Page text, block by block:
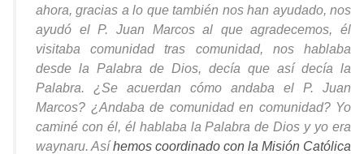
ahora, gracias a lo que también nos han ayudado, nos
ayudó el P. Juan Marcos al que agradecemos, él
visitaba comunidad tras comunidad, nos hablaba
desde la Palabra de Dios, decía que así decía la
Palabra. ¿Se acuerdan cómo andaba el P. Juan
Marcos? ¿Andaba de comunidad en comunidad? Yo
caminé con él, él hablaba la Palabra de Dios y yo era
waynaru. Asíhemos coordinado con la Misión Católica